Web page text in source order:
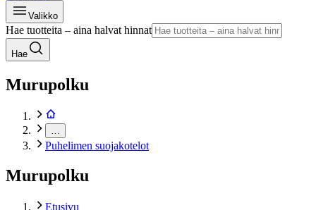
Valikko
Hae tuotteita – aina halvat hinnat
Hae
Murupolku
Puhelimen suojakotelot
Murupolku
Etusivu